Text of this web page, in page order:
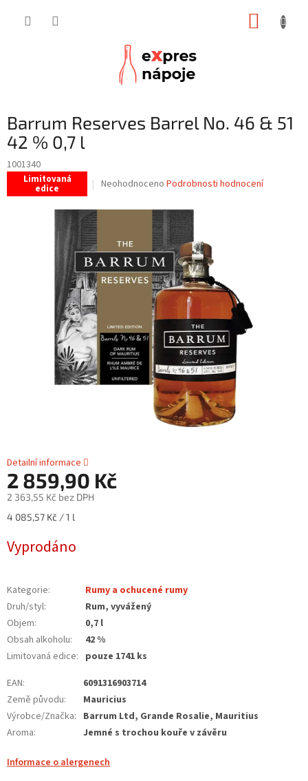
Barrum Reserves Barrel No. 46 & 51
42 % 0,7 l
1001340
Limitovaná
edice
Průměrné
produktu
z
5
hvězdiček.
Neohodnoceno Podrobnosti hodnocení
Detailní informace
2 859,90 Kč
2 363,55 Kč bez DPH
Měrná
4 085,57 Kč / 1 l
Vyprodáno
Kategorie:
Rumy a ochucené rumy
Druh/styl:
Rum, vyvážený
Objem:
0,7 l
Obsah alkoholu:
42 %
Limitovaná edice: pouze 1741 ks
EAN:
6091316903714
Země původu:
Mauricius
Výrobce/Značka: Barrum Ltd, Grande Rosalie, Mauritius
Aroma: Jemné s trochou kouře v závěru
Informace o alergenech